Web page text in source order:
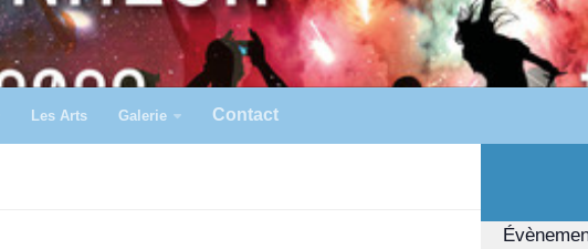
Les Arts Galerie Contact